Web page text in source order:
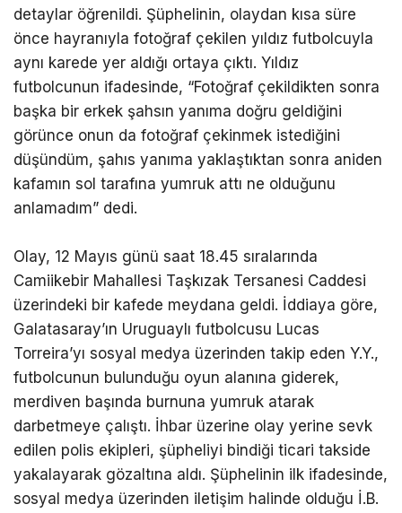
detaylar öğrenildi. Şüphelinin, olaydan kısa süre
önce hayranıyla fotoğraf çekilen yıldız futbolcuyla
aynı karede yer aldığı ortaya çıktı. Yıldız
futbolcunun ifadesinde, “Fotoğraf çekildikten sonra
başka bir erkek şahsın yanıma doğru geldiğini
görünce onun da fotoğraf çekinmek istediğini
düşündüm, şahıs yanıma yaklaştıktan sonra aniden
kafamın sol tarafına yumruk attı ne olduğunu
anlamadım” dedi.
Olay, 12 Mayıs günü saat 18.45 sıralarında
Camiikebir Mahallesi Taşkızak Tersanesi Caddesi
üzerindeki bir kafede meydana geldi. İddiaya göre,
Galatasaray’ın Uruguaylı futbolcusu Lucas
Torreira’yı sosyal medya üzerinden takip eden Y.Y.,
futbolcunun bulunduğu oyun alanına giderek,
merdiven başında burnuna yumruk atarak
darbetmeye çalıştı. İhbar üzerine olay yerine sevk
edilen polis ekipleri, şüpheliyi bindiği ticari takside
yakalayarak gözaltına aldı. Şüphelinin ilk ifadesinde,
sosyal medya üzerinden iletişim halinde olduğu İ.B.